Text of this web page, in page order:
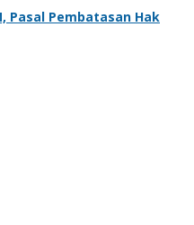
Pasal Pembatasan Hak